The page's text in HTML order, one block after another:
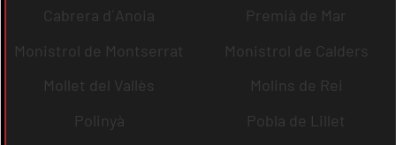
Cabrera d´Anoia
Premià de Mar
Monistrol de Montserrat
Monistrol de Calders
Mollet del Vallès
Molins de Rei
Polinyà
Pobla de Lillet